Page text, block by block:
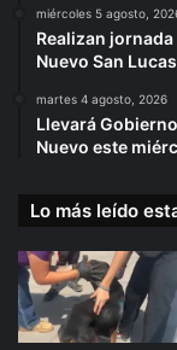
miércoles 5 agosto,
Realizan
Nuevo San Lucas
martes 4 agosto, 2026
Llevará
Nuevo este
Lo más leído